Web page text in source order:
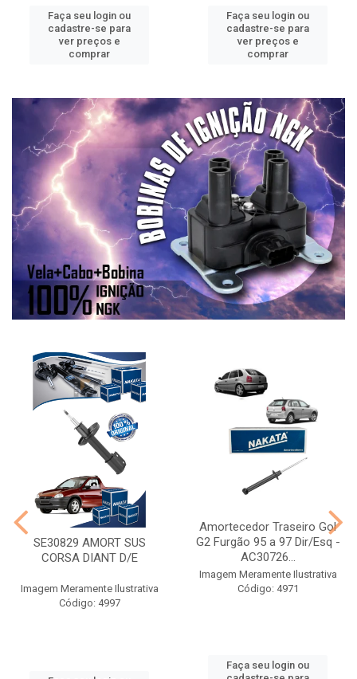
Faça seu login ou
cadastre-se para
ver preços e
comprar
Faça seu login ou
cadastre-se para
ver preços e
comprar
SE30829 AMORT SUS
CORSA DIANT D/E
Imagem Meramente Ilustrativa
Código: 4997
Amortecedor Traseiro Gol
G2 Furgão 95 a 97 Dir/Esq -
AC30726...
Imagem Meramente Ilustrativa
Código: 4971
Faça seu login ou